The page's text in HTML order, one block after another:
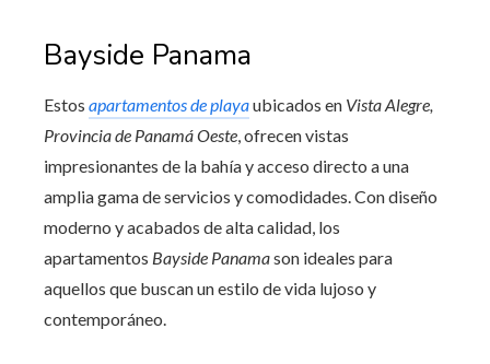
Bayside Panama
Estos apartamentos de playaubicados en Vista Alegre,
Provincia de Panamá Oeste , ofrecen vistas
impresionantes de la bahía y acceso directo a una
amplia gama de servicios y comodidades. Con diseño
moderno y acabados de alta calidad, los
apartamentos Bayside Panamason ideales para
aquellos que buscan un estilo de vida lujoso y
contemporáneo.